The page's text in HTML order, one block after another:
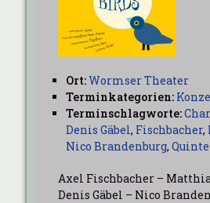
Ort:Wormser Theater
Terminkategorien:
Terminschlagworte:
Denis Gäbel, Fischbacher,
Nico Brandenburg,
Axel Fischbacher –
Denis Gäbel – Nico